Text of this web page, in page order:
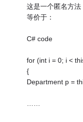
这是一个匿名方
等价于：
C# code
for (int i = 0; i <
{
Department p =